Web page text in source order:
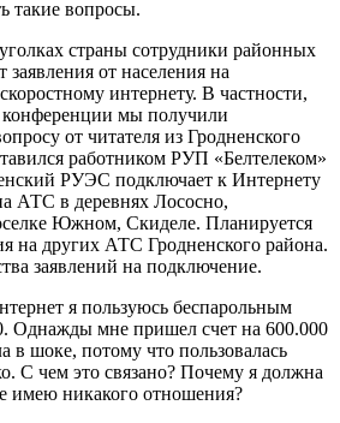
такие вопросы.
страны сотрудники районных
от населения на
интернету. В частности,
конференции мы получили
от читателя из Гродненского
работником РУП «Белтелеком»
РУЭС подключает к Интернету
АТС в деревнях Лососно,
Южном, Скиделе. Планируется
на других АТС Гродненского района.
заявлений на подключение.
я пользуюсь беспарольным
Однажды мне пришел счет на 600.000
в шоке, потому что пользовалась
С чем это связано? Почему я должна
имею никакого отношения?